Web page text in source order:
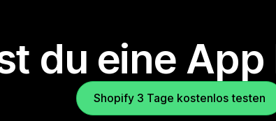
du eine
Shopify 3 Tage kostenlos testen